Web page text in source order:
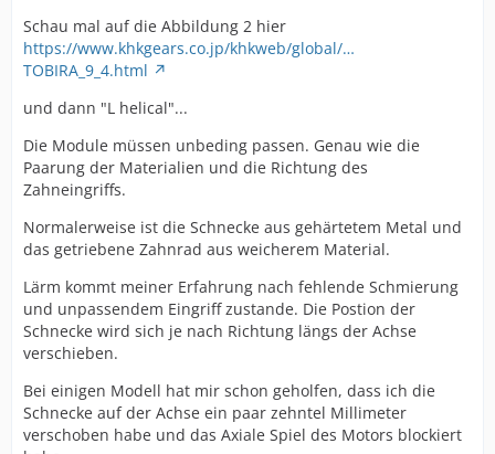
Schau mal auf die Abbildung 2 hier
https://www.khkgears.co.jp/khkweb/global/…
TOBIRA_9_4.html
und dann "L helical"...
Die Module müssen unbeding passen. Genau wie die
Paarung der Materialien und die Richtung des
Zahneingriffs.
Normalerweise ist die Schnecke aus gehärtetem Metal und
das getriebene Zahnrad aus weicherem Material.
Lärm kommt meiner Erfahrung nach fehlende Schmierung
und unpassendem Eingriff zustande. Die Postion der
Schnecke wird sich je nach Richtung längs der Achse
verschieben.
Bei einigen Modell hat mir schon geholfen, dass ich die
Schnecke auf der Achse ein paar zehntel Millimeter
verschoben habe und das Axiale Spiel des Motors blockiert